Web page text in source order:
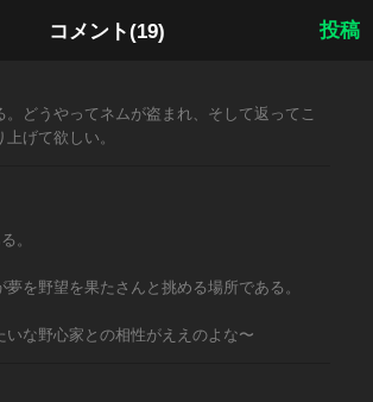
コメント(19) 投稿
。どうやってネムが盗まれ、そして返ってこ
げて欲しい。
。
を野望を果たさんと挑める場所である。
いな野心家との相性がええのよな〜